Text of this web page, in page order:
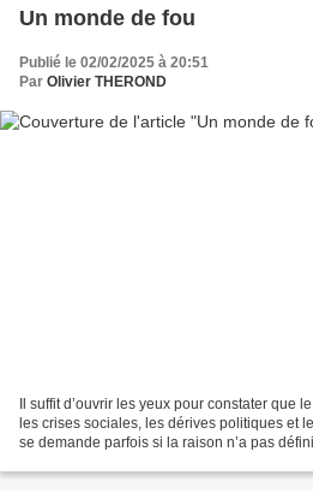
Un monde de fou
Publié le 02/02/2025 à 20:51
Par Olivier THEROND
Il suffit d’ouvrir les yeux pour constater que
les crises sociales, les dérives politiques et
se demande parfois si la raison n’a pas